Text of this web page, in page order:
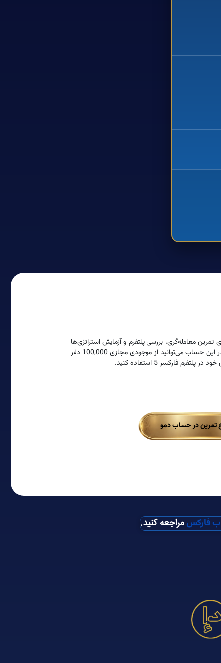
معامله‌گری، بررسی پلتفرم و آزمایش استراتژی‌ها
بدون استفاده از سرمایه واقعی است. در این حساب می‌توانید از موجودی مجازی 100,000 دلار
فارکسر 5 استفاده کنید.
تمرین در حساب دمو
فارکس مراجعه کنید.